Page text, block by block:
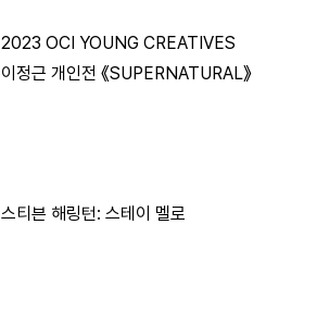
2023 OCI YOUNG CREATIVES
이정근 개인전 《SUPERNATURAL》
스티븐 해링턴: 스테이 멜로